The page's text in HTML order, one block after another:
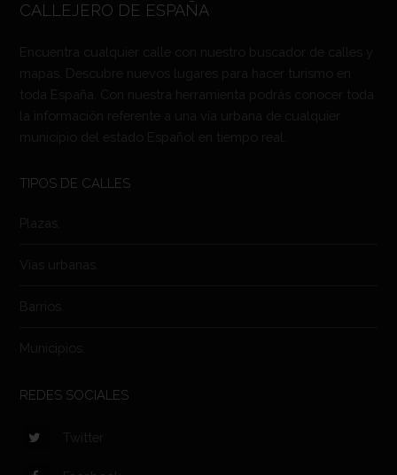
CALLEJERO DE ESPAÑA
Encuentra cualquier calle con nuestro buscador de calles y
mapas. Descubre nuevos lugares para hacer turismo en
toda España. Con nuestra herramienta podrás conocer toda
la información referente a una vía urbana de cualquier
municipio del estado Español en tiempo real.
TIPOS DE CALLES
Plazas.
Vías urbanas.
Barrios.
Municipios.
REDES SOCIALES
Twitter